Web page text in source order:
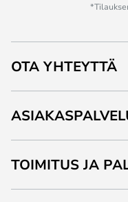
OTA YHTEYTTÄ
TOIMITUS JA